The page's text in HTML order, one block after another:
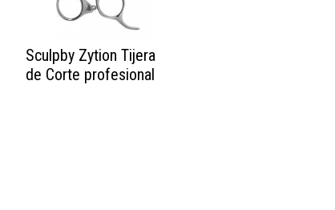
Sculpby Zytion Tijera
de Corte profesional